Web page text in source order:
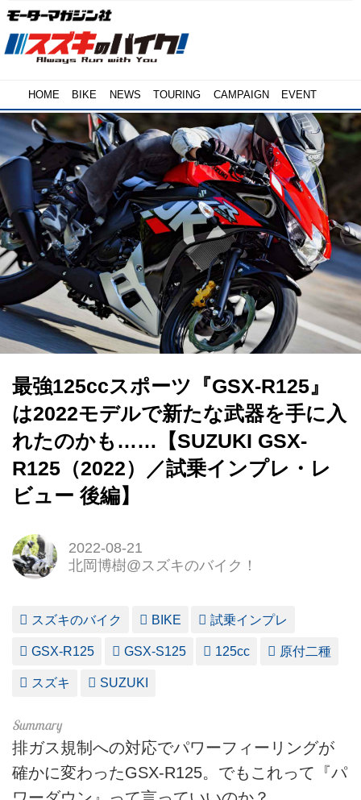
HOME BIKE NEWS TOURING CAMPAIGN EVENT
最強125ccスポーツ『GSX-R125』
は2022モデルで新たな武器を手に入
れたのかも……【SUZUKI GSX-
R125（2022）／試乗インプレ・レ
ビュー 後編】
2022-08-21
北岡博樹@スズキのバイク！
スズキのバイク BIKE 試乗インプレ
GSX-R125 GSX-S125 125cc 原付二種
スズキ SUZUKI
排ガス規制への対応でパワーフィーリングが
確かに変わったGSX-R125。でもこれって『パ